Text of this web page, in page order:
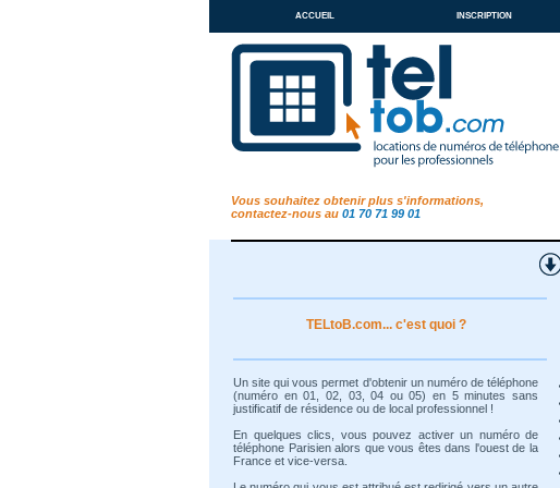
accueil inscription
Vous souhaitez obtenir plus s'informations,
contactez-nous au 01 70 71 99 01
TELtoB.com... c'est quoi ?
Un site qui vous permet d'obtenir un numéro de téléphone
(numéro en 01, 02, 03, 04 ou 05) en 5 minutes sans
justificatif de résidence ou de local professionnel !
En quelques clics, vous pouvez activer un numéro de
téléphone Parisien alors que vous êtes dans l'ouest de la
France et vice-versa.